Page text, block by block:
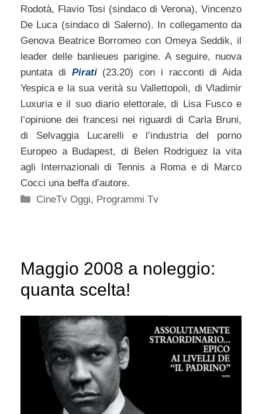
Rodotà, Flavio Tosi (sindaco di Verona), Vincenzo
De Luca (sindaco di Salerno). In collegamento da
Genova Beatrice Borromeo con Omeya Seddik, il
leader delle banlieues parigine. A seguire, nuova
puntata di Pirati(23.20) con i racconti di Aida
Yespica e la sua verità su Vallettopoli, di Vladimir
Luxuria e il suo diario elettorale, di Lisa Fusco e
l’opinione dei francesi nei riguardi di Carla Bruni,
di Selvaggia Lucarelli e l’industria del porno
Europeo a Budapest, di Belen Rodriguez la vita
agli Internazionali di Tennis a Roma e di Marco
Cocci una beffa d’autore.
Categorie
CineTv Oggi, Programmi Tv
Maggio 2008 a noleggio:
quanta scelta!